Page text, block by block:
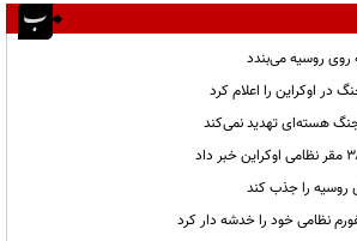
روی روسیه می‌بندد
در اوکراین را اعلام کرد
هسته‌ای تهدید نمی‌کند
روسیه را جذب کند
نظامی خود را خدشه دار کرد